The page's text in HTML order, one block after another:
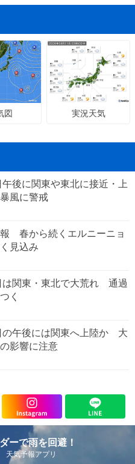
図 実況天気
後に関東や東北に接近・上
風に警戒
春から続くエルニーニョ
見込み
は関東・東北で大荒れ 通過
く
の午後には関東へ上陸か 大
影響に注意
ーで雨を回避！
気予報アプリ